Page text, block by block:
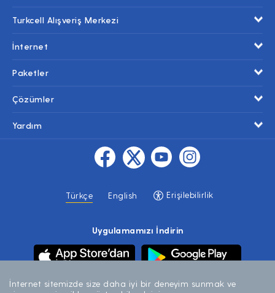
Turkcell Alışveriş Merkezi
İnternet
Paketler
Çözümler
Yardım
Türkçe English Erişilebilirlik
Uygulamamızı İndirin
İnternet sitemizde size daha iyi bir deneyim sunmak ve